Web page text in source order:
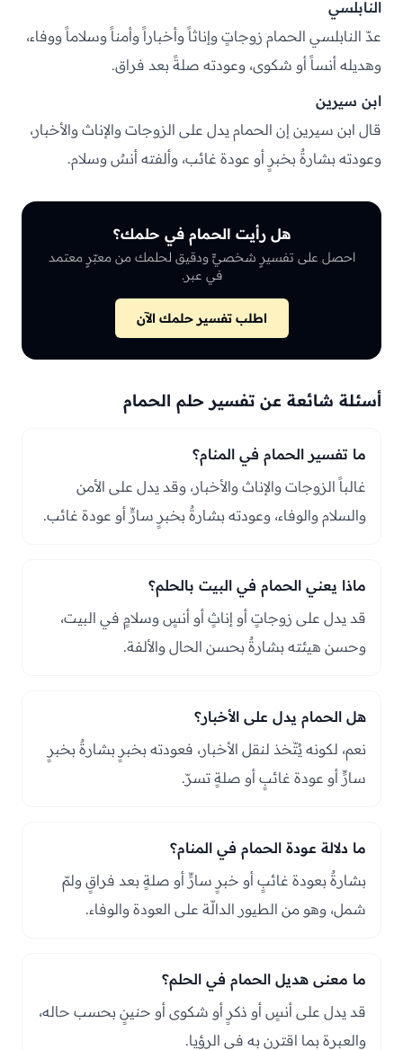
النابلسي
عدّ النابلسي الحمام زوجاتٍ وإناثاً وأخباراً وأمناً وسلاماً ووفاء،
وهديله أنساً أو شكوى، وعودته صلةً بعد فراق.
ابن سيرين
قال ابن سيرين إن الحمام يدل على الزوجات والإناث والأخبار،
وعودته بشارةٌ بخبرٍ أو عودة غائب، وألفته أنسٌ وسلام.
هل رأيت الحمام في حلمك؟
احصل على تفسيرٍ شخصيٍّ ودقيق لحلمك من معبّرٍ معتمد
في عبر.
اطلب تفسير حلمك الآن
أسئلة شائعة عن تفسير حلم الحمام
ما تفسير الحمام في المنام؟
غالباً الزوجات والإناث والأخبار، وقد يدل على الأمن
والسلام والوفاء، وعودته بشارةٌ بخبرٍ سارٍّ أو عودة غائب.
ماذا يعني الحمام في البيت بالحلم؟
قد يدل على زوجاتٍ أو إناثٍ أو أنسٍ وسلامٍ في البيت،
وحسن هيئته بشارةٌ بحسن الحال والألفة.
هل الحمام يدل على الأخبار؟
نعم، لكونه يُتّخذ لنقل الأخبار، فعودته بخبرٍ بشارةٌ بخبرٍ
سارٍّ أو عودة غائبٍ أو صلةٍ تسرّ.
ما دلالة عودة الحمام في المنام؟
بشارةٌ بعودة غائبٍ أو خبرٍ سارٍّ أو صلةٍ بعد فراقٍ ولمّ
شمل، وهو من الطيور الدالّة على العودة والوفاء.
ما معنى هديل الحمام في الحلم؟
قد يدل على أنسٍ أو ذكرٍ أو شكوى أو حنينٍ بحسب حاله،
والعبرة بما اقترن به في الرؤيا.